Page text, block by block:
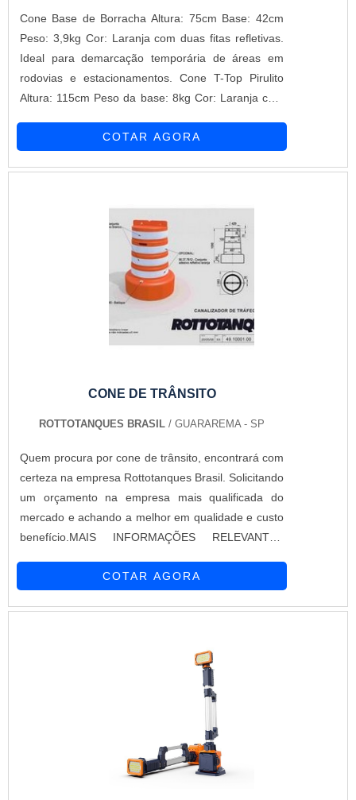
Cone Base de Borracha Altura: 75cm Base: 42cm
Peso: 3,9kg Cor: Laranja com duas fitas refletivas.
Ideal para demarcação temporária de áreas em
rodovias e estacionamentos. Cone T-Top Pirulito
Altura: 115cm Peso da base: 8kg Cor: Laranja com
obras e áreas de controle de tráfego. Poste
Laranja com três fitas refletivas. Material: PVC
circulação, pois se recupera após impacto,
garantindo durabilidade e segurança. Pode
Balizador PE 75cm Altura: 75cm Cor: Laranja com
três fitas refletivas. Material: Polietileno (PE) Base
parafusada Ideal para áreas com menor risco de
impacto, mas que exigem alta visibilidade.
COTAR AGORA
CONE DE TRÂNSITO
ROTTOTANQUES BRASIL / GUARAREMA - SP
Quem procura por cone de trânsito, encontrará com
certeza na empresa Rottotanques Brasil. Solicitando
um orçamento na empresa mais qualificada do
mercado e achando a melhor em qualidade e custo
benefício.MAIS INFORMAÇÕES RELEVANTES
cone de trânsito em uma empresa comprometida
sempre a qualidade final para a fidelização do
cliente.Ainda focando em cone de trânsito, é
importante buscar uma empresa que tenha
assertividade, detalhes que passam despercebidos
e podem gerar prejuízo futuros para os clientes.É
importante lembrar que o produto deve sempre ser
COTAR AGORA